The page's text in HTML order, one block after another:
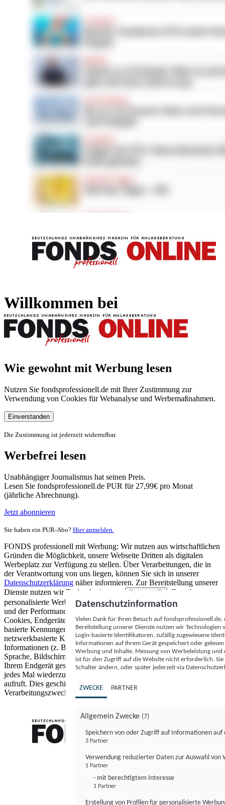
Willkommen bei
Wie gewohnt mit Werbung lesen
Nutzen Sie fondsprofessionell.de mit Ihrer Zustimmung zur
Verwendung von Cookies für Webanalyse und Werbemaßnahmen.
Einverstanden
Die Zustimmung ist jederzeit widerrufbar.
Werbefrei lesen
Unabhängiger Journalismus hat seinen Preis.
Lesen Sie fondsprofessionell.de PUR für 27,99€ pro Monat
(jährliche Abrechnung).
Jetzt abonnieren
Sie haben ein PUR-Abo? Hier anmelden.
FONDS professionell mit Werbung: Wir nutzen aus wirtschaftlichen
Gründen die Möglichkeit, unsere Webseite Dritten als digitalen
Werbeplatz zur Verfügung zu stellen. Über Verarbeitungen, die in
der Verantwortung von uns liegen, können Sie sich in unserer
Datenschutzerklärung näher informieren. Zur Bereitstellung unserer
Dienste nutzen wir Technologien von
Partnern (5)
. Zwecke:
personalisierte Werbung und Inhalte, Messung von Werbeleistung
und der Performance von Inhalten sowie Zielgruppenforschung.
Cookies, Endgeräte- oder ähnliche Online-Kennungen (z. B. login-
basierte Kennungen, zufällig generierte Kennungen,
netzwerkbasierte Kennungen) können zusammen mit anderen
Informationen (z. B. Browsertyp und Browserinformationen,
Sprache, Bildschirmgröße, unterstützte Technologien usw.) auf
Ihrem Endgerät gespeichert oder von dort ausgelesen werden, um es
jedes Mal wiederzuerkennen, wenn es eine App oder einer Webseite
aufruft. Dies geschieht für einen oder mehrere der hier aufgeführten
Verarbeitungszwecke.
Datenschutzinformation
Vielen Dank für Ihren Besuch auf
Bereitstellung unserer Dienste nutzen wir Technologien
Login-basierte Identifikatoren, zufällig zugewiesene
Informationen auf Ihrem Gerät gespeichert oder
Werbung und Inhalte, Messung von Werbeleistung
ist für den Zugriff auf die Website nicht erforderlich.
Schalter ändern, oder später jederzeit via
ZWECKE PARTNER
Allgemein Zwecke (7)
Speichern von oder Zugriff auf Informationen auf
3 Partner
Verwendung reduzierter Daten zur Auswahl von
1 Partner
- mit berechtigtem Interesse
1 Partner
Erstellung von Profilen für personalisierte
FONDS professionell